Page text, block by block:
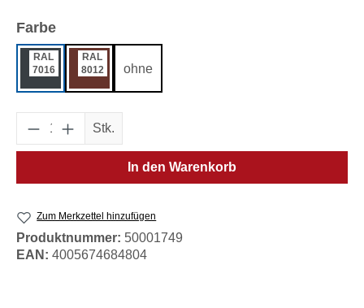
Farbeauswählen
RAL
7016
RAL
8012
ohne
Produkt Anzahl: Gib den gewünschten
Stk.
In den Warenkorb
Zum Merkzettel hinzufügen
Produktnummer: 50001749
EAN: 4005674684804